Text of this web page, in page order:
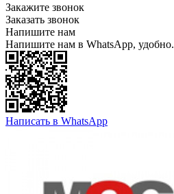
Закажите звонок
Заказать звонок
Напишите нам
Напишите нам в WhatsApp, удобно.
Написать в WhatsApp